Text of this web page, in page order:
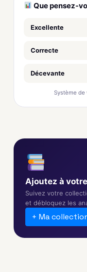
Que pensez-
Excellente
Correcte
Décevante
Système de
Ajoutez à
Suivez votre
et débloquez les
+ Ma